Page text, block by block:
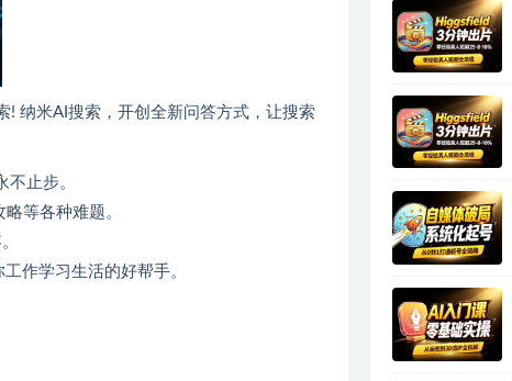
! 纳米AI搜索，开创全新问答方式，让搜索
止步。
等各种难题。
作学习生活的好帮手。